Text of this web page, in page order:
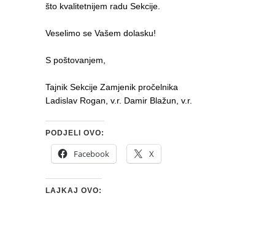
što kvalitetnijem radu Sekcije.
Veselimo se Vašem dolasku!
S poštovanjem,
Tajnik Sekcije Zamjenik pročelnika
Ladislav Rogan, v.r. Damir Blažun, v.r.
PODJELI OVO:
Facebook X
LAJKAJ OVO: